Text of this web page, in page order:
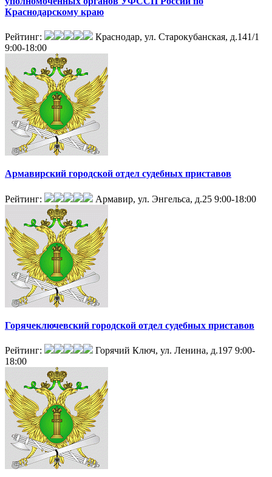
Краснодарскому краю
Рейтинг:
Краснодар, ул. Старокубанская, д.141/1
9:00-18:00
Армавирский городской отдел судебных приставов
Рейтинг: Армавир, ул. Энгельса, д.25 9:00-18:00
Горячеключевский городской отдел судебных приставов
Рейтинг: Горячий Ключ, ул. Ленина, д.197 9:00-
18:00